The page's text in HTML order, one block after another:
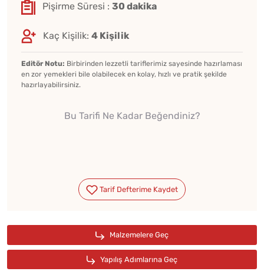
Pişirme Süresi : 30 dakika
Kaç Kişilik: 4 Kişilik
Editör Notu: Birbirinden lezzetli tariflerimiz sayesinde hazırlaması
en zor yemekleri bile olabilecek en kolay, hızlı ve pratik şekilde
hazırlayabilirsiniz.
Bu Tarifi Ne Kadar Beğendiniz?